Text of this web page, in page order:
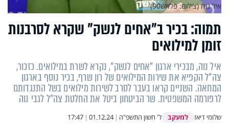
תמוה: בכיר ב"אחים לנשק" שקרא לסרבנות
זומן למילואים
איל נוה, מבכירי ארגון "אחים לנשק", נקרא לשרת במילואים. כזכור,
צה"ל הקפיא את שירות המילואים של רון שרף, בכיר נוסף בארגון
המחאה. השניים קראו בעבר לסרב לשירות מילואים בשל התנגדותם
לרפורמה המשפטית. שר הביטחון ביטל את החלטת צה"ל לגבי נוה
שלומי דיאז למעקב ל' חשון התשפ"ה |
01.12.24
|
17:47
איל נוה (צילום: פלאש90)